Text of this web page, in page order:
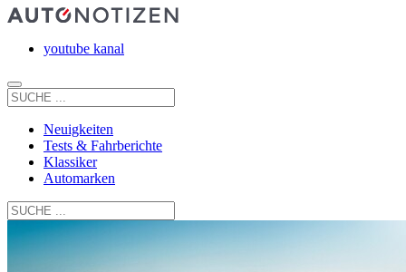
youtube kanal
Neuigkeiten
Tests & Fahrberichte
Klassiker
Automarken